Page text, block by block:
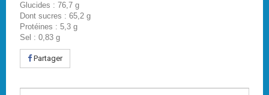
Glucides : 76,7 g
Dont sucres : 65,2 g
Protéines : 5,3 g
Sel : 0,83 g
Partager